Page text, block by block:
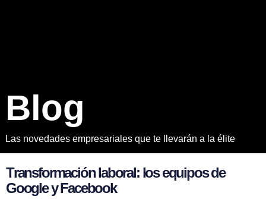
Blog
Las novedades empresariales que te llevarán a la élite
Transformación laboral: los equipos de
Googley Facebook